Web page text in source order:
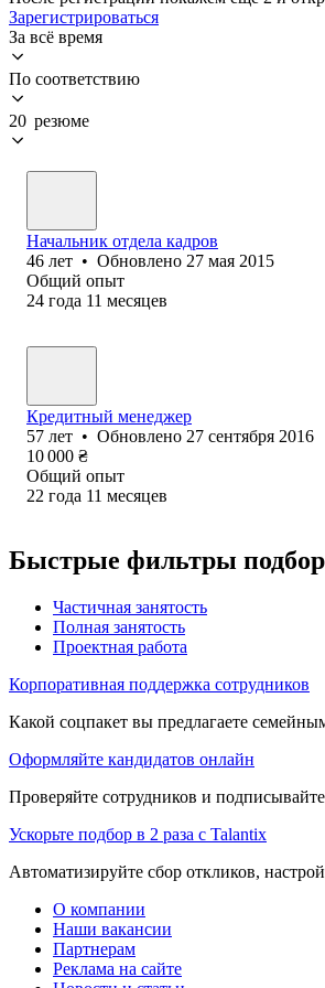
Зарегистрироваться
За всё время
По соответствию
20 резюме
Начальник отдела кадров
46 лет • Обновлено 27 мая 2015
Общий опыт
24 года 11 месяцев
Кредитный менеджер
57 лет • Обновлено 27 сентября 2016
10 000 ₴
Общий опыт
22 года 11 месяцев
Быстрые фильтры
Частичная занятость
Полная занятость
Проектная работа
Корпоративная поддержка сотрудников
Какой соцпакет вы предлагаете
Оформляйте кандидатов онлайн
Проверяйте сотрудников и
Ускорьте подбор в 2 раза с Talantix
Автоматизируйте сбор откликов,
О компании
Наши вакансии
Партнерам
Реклама на сайте